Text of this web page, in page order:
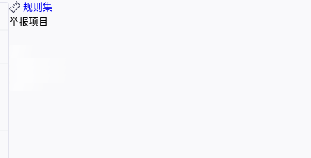
规则集
举报项目